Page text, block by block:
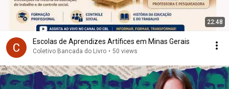
22:48
Escolas de Aprendizes Artífices em Minas Gerais
Coletivo Bancada do Livro • 50 views